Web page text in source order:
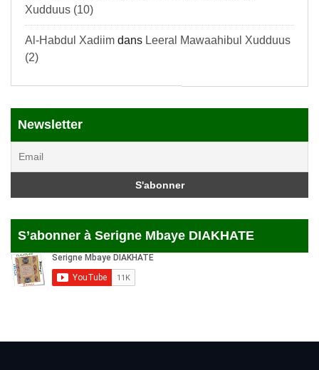
Xudduus (10)
Al-Habdul Xadiimdans Leeral Mawaahibul Xudduus
(2)
Newsletter
S’abonner à Serigne Mbaye DIAKHATE